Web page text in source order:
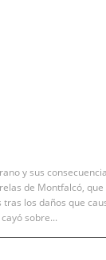
y sus
de Montfalcó,
los daños que
sobre...